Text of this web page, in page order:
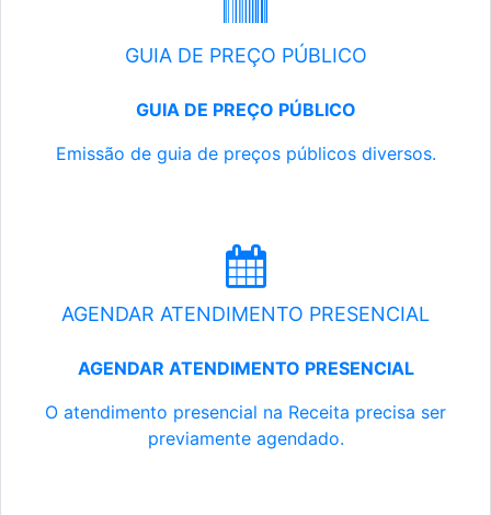
GUIA DE PREÇO PÚBLICO
GUIA DE PREÇO PÚBLICO
Emissão de guia de preços públicos diversos.
AGENDAR ATENDIMENTO PRESENCIAL
AGENDAR ATENDIMENTO PRESENCIAL
O atendimento presencial na Receita precisa ser
previamente agendado.